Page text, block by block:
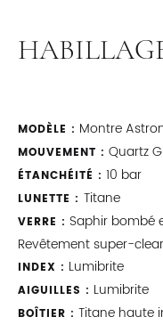
MODÈLE : Montre
MOUVEMENT : Quartz
ÉTANCHÉITÉ : 10 bar
LUNETTE : Titane
VERRE : Saphir bombé
Revêtement super-clear
INDEX : Lumibrite
AIGUILLES : Lumibrite
BOÎTIER : Titane haute